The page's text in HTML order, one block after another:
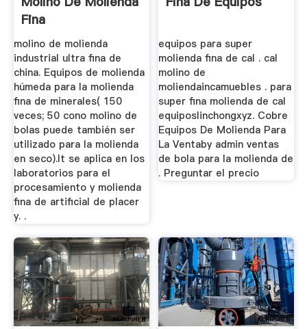
Fina
molino de molienda
industrial ultra fina de
china. Equipos de molienda
húmeda para la molienda
fina de minerales( 150
veces; 50 cono molino de
bolas puede también ser
utilizado para la molienda
en seco).It se aplica en los
laboratorios para el
procesamiento y molienda
fina de artificial de placer
y. .
equipos para super
molienda fina de cal . cal
molino de
moliendaincamuebles . para
super fina molienda de cal
equiposlinchongxyz. Cobre
Equipos De Molienda Para
La Ventaby admin ventas
de bola para la molienda de
. Preguntar el precio